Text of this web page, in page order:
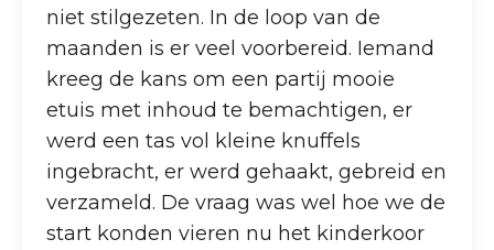
niet stilgezeten. In de loop van de
maanden is er veel voorbereid. Iemand
kreeg de kans om een partij mooie
etuis met inhoud te bemachtigen, er
werd een tas vol kleine knuffels
ingebracht, er werd gehaakt, gebreid en
verzameld. De vraag was wel hoe we de
start konden vieren nu het kinderkoor